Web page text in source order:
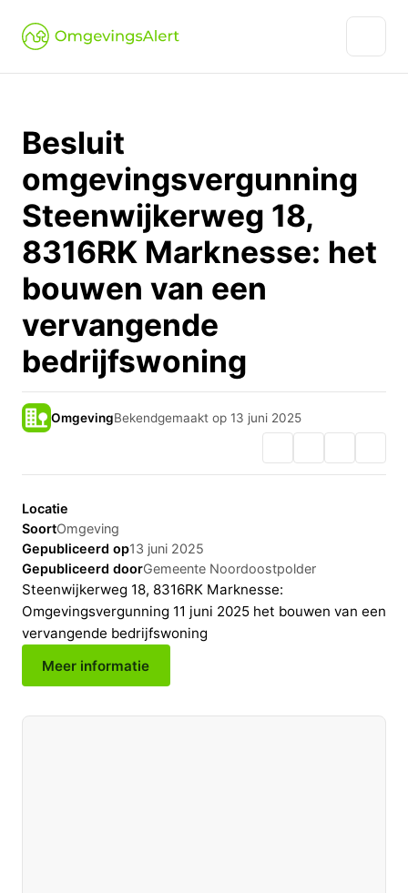
Besluit
omgevingsvergunning
Steenwijkerweg 18,
8316RK Marknesse: het
bouwen van een
vervangende
bedrijfswoning
OmgevingBekendgemaakt op 13 juni 2025
Locatie
SoortOmgeving
Gepubliceerd op13 juni 2025
Gepubliceerd doorGemeente Noordoostpolder
Steenwijkerweg 18, 8316RK Marknesse:
Omgevingsvergunning 11 juni 2025 het bouwen van een
vervangende bedrijfswoning
Meer informatie